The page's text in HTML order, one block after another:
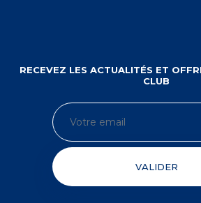
RECEVEZ LES ACTUALITÉS ET
CLUB
VALIDER